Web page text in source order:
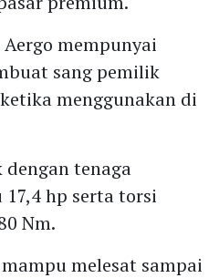
mempunyai
sang pemilik
menggunakan di
tenaga
hp serta torsi
Nm.
melesat sampai